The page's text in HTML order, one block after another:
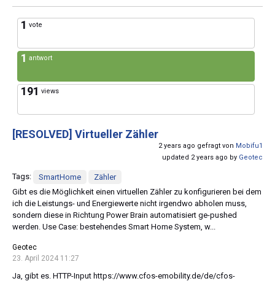
1 vote
1 antwort
191 views
[RESOLVED] Virtueller Zähler
2 years ago gefragt von Mobifu1
updated 2 years ago by Geotec
Tags: SmartHome
Zähler
Gibt es die Möglichkeit einen virtuellen Zähler zu konfigurieren bei dem
ich die Leistungs- und Energiewerte nicht irgendwo abholen muss,
sondern diese in Richtung Power Brain automatisiert ge-pushed
werden. Use Case: bestehendes Smart Home System, w...
Geotec
23. April 2024 11:27
Ja, gibt es. HTTP-Input https://www.cfos-emobility.de/de/cfos-